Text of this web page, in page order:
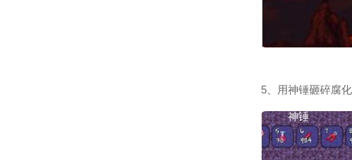
5、用神锤砸碎腐